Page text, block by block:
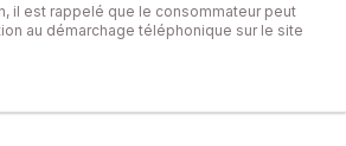
il est rappelé que le consommateur peut
au démarchage téléphonique sur le site